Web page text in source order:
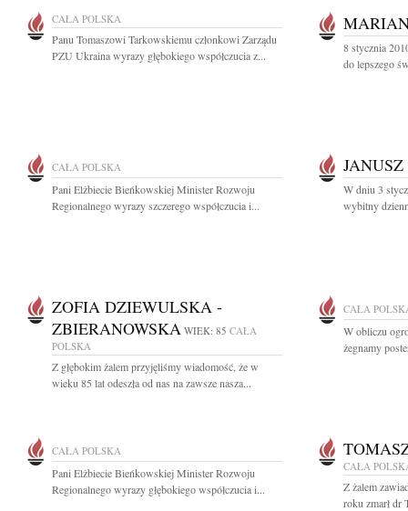
CAŁA POLSKA
Panu Tomaszowi Tarkowskiemu członkowi Zarządu
PZU Ukraina wyrazy głębokiego współczucia z...
8 stycznia
do lepszego
CAŁA POLSKA
Pani Elżbiecie Bieńkowskiej Minister Rozwoju
Regionalnego wyrazy szczerego współczucia i...
W dniu 3
wybitny
ZOFIA DZIEWULSKA -
ZBIERANOWSKA WIEK: 85 CAŁA
POLSKA
Z głębokim żalem przyjęliśmy wiadomość, że w
wieku 85 lat odeszła od nas na zawsze nasza...
CAŁA
W obliczu
żegnamy
CAŁA POLSKA
Pani Elżbiecie Bieńkowskiej Minister Rozwoju
Regionalnego wyrazy głębokiego współczucia i...
CAŁA
Z żalem
roku zmarł dr